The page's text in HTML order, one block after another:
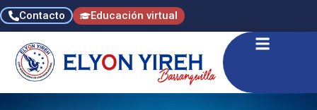
Contacto Educación virtual